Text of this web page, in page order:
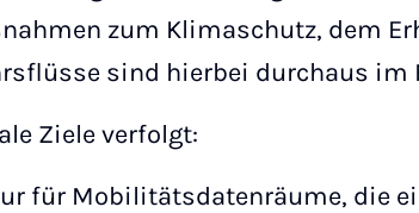
zum Klimaschutz, dem
sind hierbei durchaus im
Ziele verfolgt:
für Mobilitätsdatenräume, die